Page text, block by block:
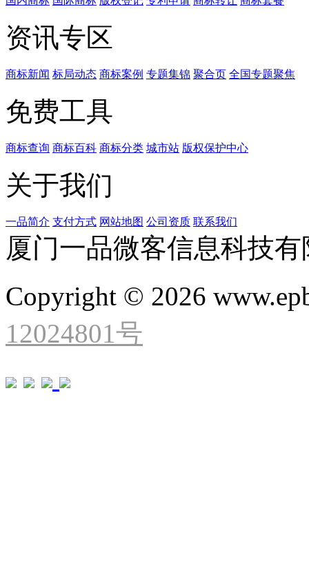
资讯专区
商标新闻 标局动态 商标案例 专题集锦 聚合页 全国专题聚焦
免费工具
商标查询 商标百科 商标分类 城市站 版权保护中心
关于我们
一品简介 支付方式 网站地图 公司资质 联系我们
厦门一品微客信息科技
Copyright © 2026
12024801号